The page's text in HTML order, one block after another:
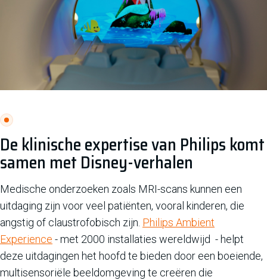
De klinische expertise van Philips komt
samen met Disney-verhalen
Medische onderzoeken zoals MRI-scans kunnen een
uitdaging zijn voor veel patiënten, vooral kinderen, die
angstig of claustrofobisch zijn. Philips Ambient
Experience - met 2000 installaties wereldwijd - helpt
deze uitdagingen het hoofd te bieden door een boeiende,
multisensoriële beeldomgeving te creëren die